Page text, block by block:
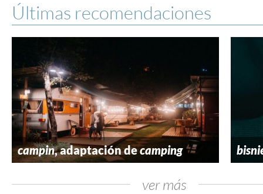
Últimas recomendaciones
campin, adaptación decamping
ver más